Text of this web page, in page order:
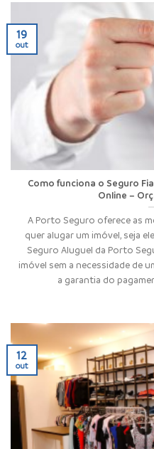
Como funciona o Seguro
Online –
A Porto Seguro oferece as
quer alugar um imóvel, seja
Seguro Aluguel da Porto
imóvel sem a necessidade de
a garantia do
19
out
12
out